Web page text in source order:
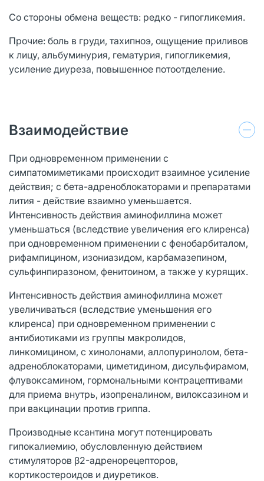
Со стороны обмена веществ: редко - гипогликемия.
Прочие: боль в груди, тахипноэ, ощущение приливов
к лицу, альбуминурия, гематурия, гипогликемия,
усиление диуреза, повышенное потоотделение.
Взаимодействие
При одновременном применении с
симпатомиметиками происходит взаимное усиление
действия; с бета-адреноблокаторами и препаратами
лития - действие взаимно уменьшается.
Интенсивность действия аминофиллина может
уменьшаться (вследствие увеличения его клиренса)
при одновременном применении с фенобарбиталом,
рифампицином, изониазидом, карбамазепином,
сульфинпиразоном, фенитоином, а также у курящих.
Интенсивность действия аминофиллина может
увеличиваться (вследствие уменьшения его
клиренса) при одновременном применении с
антибиотиками из группы макролидов,
линкомицином, с хинолонами, аллопуринолом, бета-
адреноблокаторами, циметидином, дисульфирамом,
флувоксамином, гормональными контрацептивами
для приема внутрь, изопреналином, вилоксазином и
при вакцинации против гриппа.
Производные ксантина могут потенцировать
гипокалиемию, обусловленную действием
стимуляторов β2-адренорецепторов,
кортикостероидов и диуретиков.